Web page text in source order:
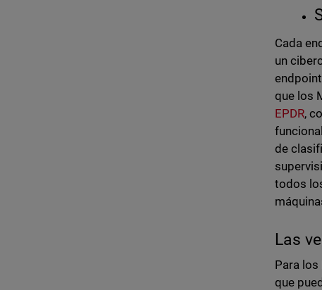
Cada
un
que los
EPDR,
de
todos
Las
Para
que